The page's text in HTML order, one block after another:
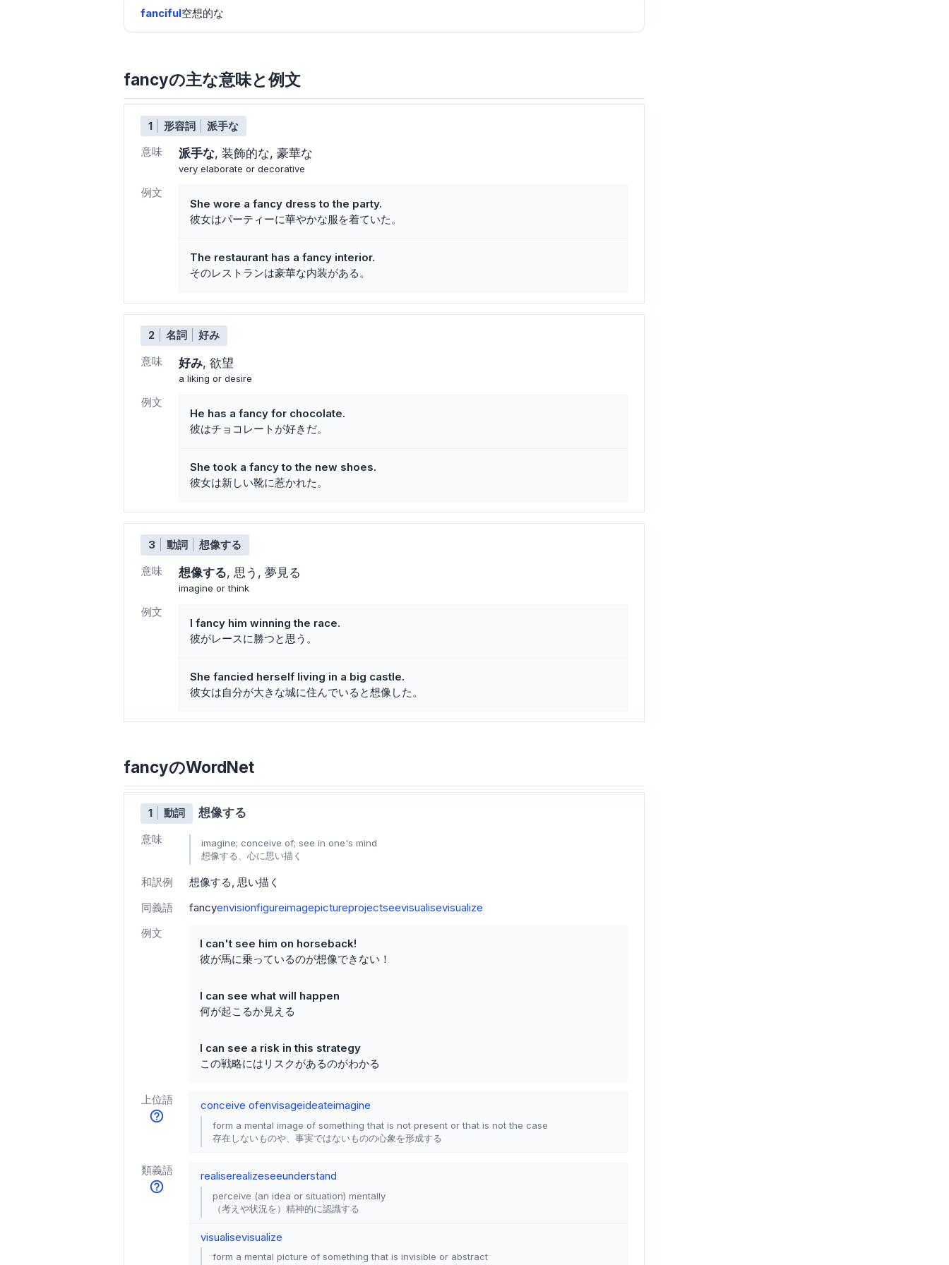
fanciful空想的な
fancyの主な意味と例文
1 形容詞
派手な
意味
派手な 装飾的な 豪華な
very elaborate or decorative
例文
She wore a fancy dress to the party.
彼女はパーティーに華やかな服を着ていた。
The restaurant has a fancy interior.
そのレストランは豪華な内装がある。
2 名詞
好み
意味
好み 欲望
a liking or desire
例文
He has a fancy for chocolate.
彼はチョコレートが好きだ。
She took a fancy to the new shoes.
彼女は新しい靴に惹かれた。
3 動詞
想像する
意味
想像する 思う 夢見る
imagine or think
例文
I fancy him winning the race.
彼がレースに勝つと思う。
She fancied herself living in a big castle.
彼女は自分が大きな城に住んでいると想像した。
fancyのWordNet
1 動詞 想像する
意味
imagine; conceive of; see in one's mind
想像する、心に思い描く
和訳例 想像する 思い描く
同義語
fancyenvisionfigureimagepictureprojectseevisualisevisualize
例文
I can't see him on horseback!
彼が馬に乗っているのが想像できない！
I can see what will happen
何が起こるか見える
I can see a risk in this strategy
この戦略にはリスクがあるのがわかる
上位語 conceive ofenvisageideateimagine
form a mental image of something that is not present or that is not the case
存在しないものや、事実ではないものの心象を形成する
類義語 realiserealizeseeunderstand
perceive (an idea or situation) mentally
（考えや状況を）精神的に認識する
visualisevisualize
form a mental picture of something that is invisible or abstract